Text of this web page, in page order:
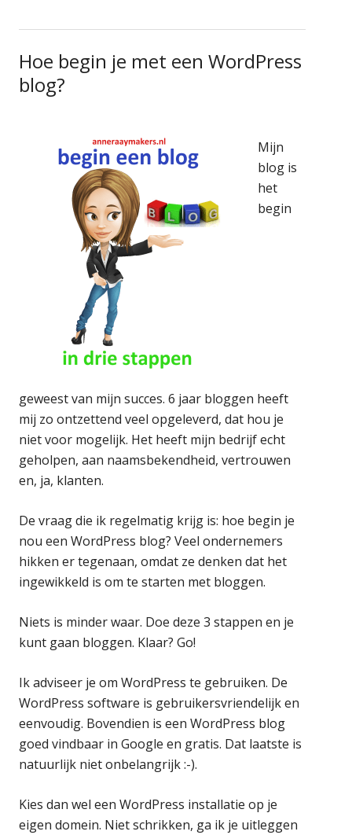
Hoe begin je met een WordPress
blog?
Mijn
blog is
het
begin
geweest van mijn succes. 6 jaar bloggen heeft
mij zo ontzettend veel opgeleverd, dat hou je
niet voor mogelijk. Het heeft mijn bedrijf echt
geholpen, aan naamsbekendheid, vertrouwen
en, ja, klanten.
De vraag die ik regelmatig krijg is: hoe begin je
nou een WordPress blog? Veel ondernemers
hikken er tegenaan, omdat ze denken dat het
ingewikkeld is om te starten met bloggen.
Niets is minder waar. Doe deze 3 stappen en je
kunt gaan bloggen. Klaar? Go!
Ik adviseer je om WordPress te gebruiken. De
WordPress software is gebruikersvriendelijk en
eenvoudig. Bovendien is een WordPress blog
goed vindbaar in Google en gratis. Dat laatste is
natuurlijk niet onbelangrijk :-).
Kies dan wel een WordPress installatie op je
eigen domein. Niet schrikken, ga ik je uitleggen